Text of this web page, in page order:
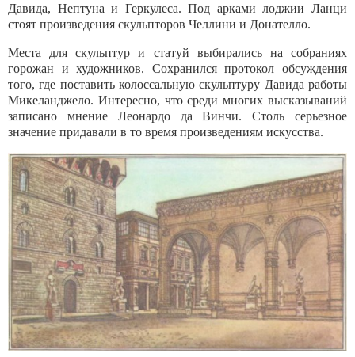
Давида, Нептуна и Геркулеса. Под арками лоджии Ланци
стоят произведения скульпторов Челлини и Донателло.
Места для скульптур и статуй выбирались на собраниях
горожан и ху­дожников. Сохранился протокол обсуждения
того, где поставить колоссаль­ную скульптуру Давида работы
Микеланджело. Интересно, что среди мно­гих высказываний
записано мнение Леонардо да Винчи. Столь серьезное
значение придавали в то время произведениям искусства.